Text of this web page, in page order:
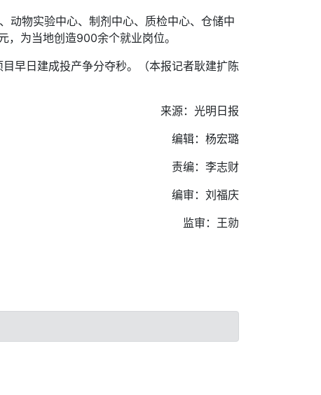
动物实验中心、制剂中心、质检中心、仓储中
为当地创造900余个就业岗位。
早日建成投产争分夺秒。
（本报记者耿建扩陈
来源：光明日报
编辑：杨宏璐
责编：李志财
编审：刘福庆
监审：王勍